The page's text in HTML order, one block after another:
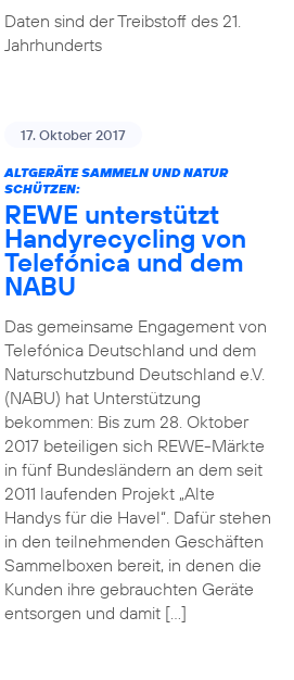
Daten sind der Treibstoff des 21.
Jahrhunderts
17. Oktober 2017
ALTGERÄTE SAMMELN UND NATUR
SCHÜTZEN:
REWE unterstützt
Handyrecycling von
Telefónica und dem
NABU
Das gemeinsame Engagement von
Telefónica Deutschland und dem
Naturschutzbund Deutschland e.V.
(NABU) hat Unterstützung
bekommen: Bis zum 28. Oktober
2017 beteiligen sich REWE-Märkte
in fünf Bundesländern an dem seit
2011 laufenden Projekt „Alte
Handys für die Havel“. Dafür stehen
in den teilnehmenden Geschäften
Sammelboxen bereit, in denen die
Kunden ihre gebrauchten Geräte
entsorgen und damit […]